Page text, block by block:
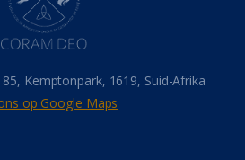
(1)
(19)
liggaam
(27)
Kemptonpark, 1619, Suid-Afrika
op Google Maps